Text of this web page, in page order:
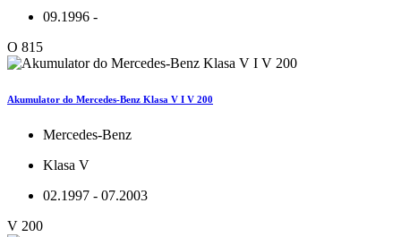
09.1996 -
O 815
Akumulator do Mercedes-Benz Klasa V I V 200
Mercedes-Benz
Klasa V
02.1997 - 07.2003
V 200